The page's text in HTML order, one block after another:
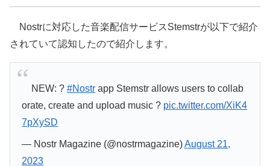
Nostrに対応した音楽配信サービスStemstrが以下で紹介
されていて認知したので紹介します。
NEW: ?#Nostr app Stemstr allows users to collab
orate, create and upload music ? pic.twitter.com/XiK4
7pXySD
— Nostr Magazine (@nostrmagazine)August 21,
2023